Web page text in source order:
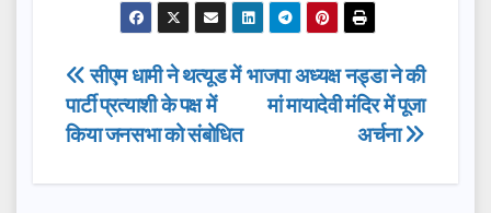
c
e
b
o
st
o
d
o
ail ar
e
Post
navigation
भाजपा अध्यक्ष नड्डा ने की
मां मायादेवी मंदिर में पूजा
अर्चना
सीएम धामी ने थत्यूड में
पार्टी प्रत्याशी के पक्ष में
किया जनसभा को संबोधित